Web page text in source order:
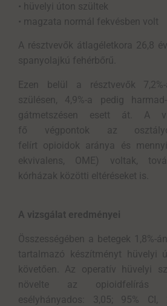
• hüvelyi úton szültek
• magzata normál fekvésben volt
A résztvevők átlagéletkora 26,8
spanyolajkú fehérbőrű.
Ezen belül a résztvevők
szülésen, 4,9%-a pedig
gátmetszésen esett át. A
fő végpontok az
felírt opioidok aránya és
ekvivalens, OME) voltak,
kórházak közötti eltéréseket is.
A vizsgálat eredményei
Összességében a betegek 1,8%-
tartalmazó készítményt hüvelyi
követően. Az operatív hüvelyi
növelte az opioidfelírás
esélyhányados: 3,05; 95%